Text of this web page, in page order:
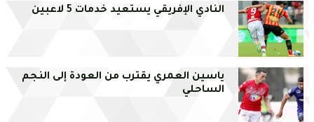
النادي الإفريقي يستعيد خدمات 5 لاعبين
ياسين العمري يقترب من العودة إلى النجم
الساحلي